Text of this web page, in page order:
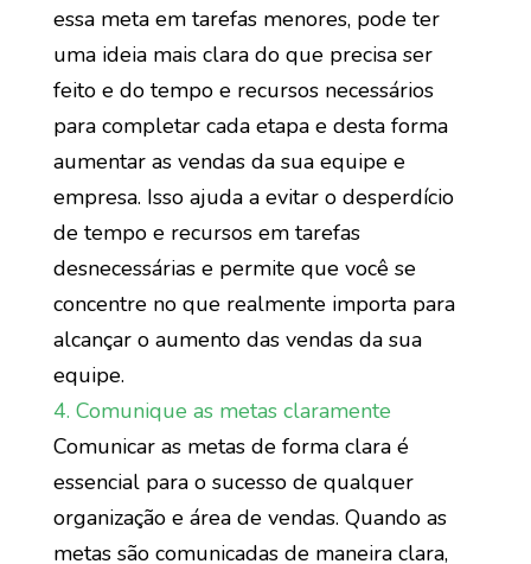
essa meta em tarefas menores, pode ter
uma ideia mais clara do que precisa ser
feito e do tempo e recursos necessários
para completar cada etapa e desta forma
aumentar as vendas da sua equipe e
empresa. Isso ajuda a evitar o desperdício
de tempo e recursos em tarefas
desnecessárias e permite que você se
concentre no que realmente importa para
alcançar o aumento das vendas da sua
equipe.
4. Comunique as metas claramente
Comunicar as metas de forma clara é
essencial para o sucesso de qualquer
organização e área de vendas. Quando as
metas são comunicadas de maneira clara,